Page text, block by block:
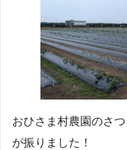
おひさま村農園のさ
が振りました！